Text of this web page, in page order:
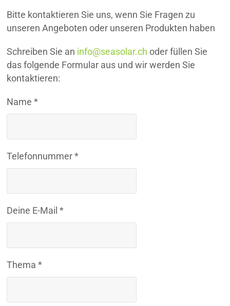
Bitte kontaktieren Sie uns, wenn Sie Fragen zu
unseren Angeboten oder unseren Produkten haben
Schreiben Sie an info@seasolar.ch oder füllen Sie
das folgende Formular aus und wir werden Sie
kontaktieren:
Name *
Telefonnummer *
Deine E-Mail *
Thema *